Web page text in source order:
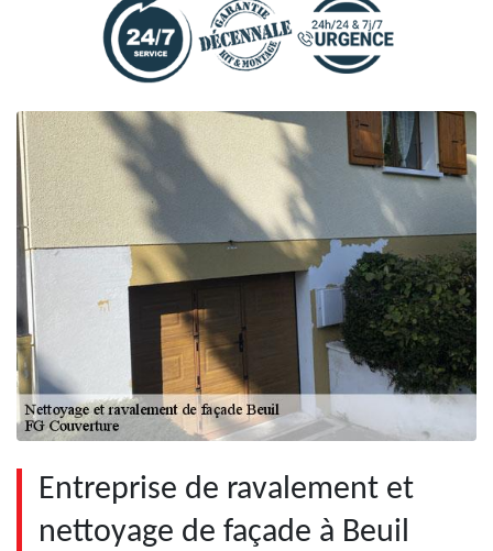
Entreprise de ravalement et
nettoyage de façade à Beuil